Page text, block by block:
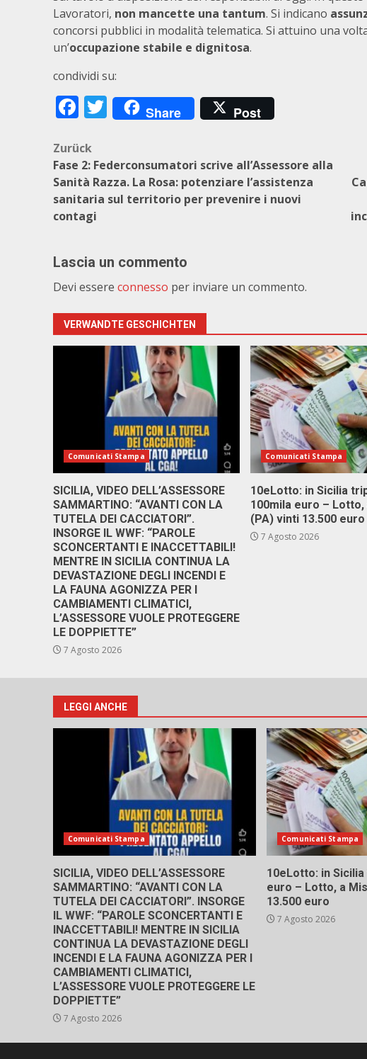
Lavoratori, non mancette una tantum. Si indicano
concorsi pubblici in modalità telematica. Si attuino una
un’occupazione stabile e dignitosa.
condividi su:
Facebook
Twitter
Share Post
Beitragsnavigation
Zurück
Fase 2: Federconsumatori scrive all’Assessore alla
Sanità Razza. La Rosa: potenziare l’assistenza
sanitaria sul territorio per prevenire i nuovi
contagi
Lascia un commento
Devi essere connesso per inviare un commento.
VERWANDTE GESCHICHTEN
Comunicati Stampa
SICILIA, VIDEO DELL’ASSESSORE
SAMMARTINO: “AVANTI CON LA
TUTELA DEI CACCIATORI”.
INSORGE IL WWF: “PAROLE
SCONCERTANTI E INACCETTABILI!
MENTRE IN SICILIA CONTINUA LA
DEVASTAZIONE DEGLI INCENDI E
LA FAUNA AGONIZZA PER I
CAMBIAMENTI CLIMATICI,
L’ASSESSORE VUOLE PROTEGGERE
LE DOPPIETTE”
7 Agosto 2026
Comunicati Stampa
10eLotto: in Sicilia
100mila euro –
(PA) vinti 13.500 euro
7 Agosto 2026
LEGGI ANCHE
Comunicati Stampa
SICILIA, VIDEO DELL’ASSESSORE
SAMMARTINO: “AVANTI CON LA
TUTELA DEI CACCIATORI”. INSORGE
IL WWF: “PAROLE SCONCERTANTI E
INACCETTABILI! MENTRE IN SICILIA
CONTINUA LA DEVASTAZIONE DEGLI
INCENDI E LA FAUNA AGONIZZA PER I
CAMBIAMENTI CLIMATICI,
L’ASSESSORE VUOLE PROTEGGERE LE
DOPPIETTE”
7 Agosto 2026
Comunicati Stampa
10eLotto: in
euro – Lotto, a
13.500 euro
7 Agosto 2026